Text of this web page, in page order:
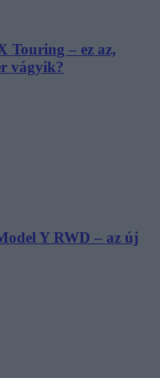
Touring – ez az,
vágyik?
Y RWD – az új